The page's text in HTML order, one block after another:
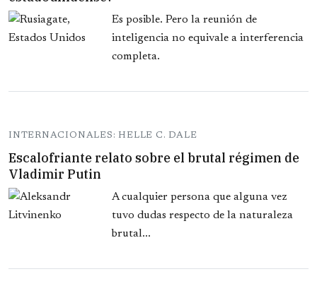
Es posible. Pero la reunión de
inteligencia no equivale a interferencia
completa.
INTERNACIONALES: HELLE C. DALE
Escalofriante relato sobre el brutal régimen de
Vladimir Putin
A cualquier persona que alguna vez
tuvo dudas respecto de la naturaleza
brutal...